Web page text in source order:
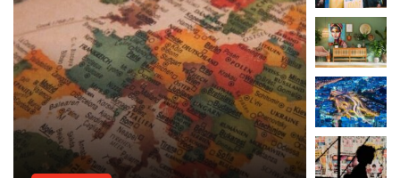
WORLD